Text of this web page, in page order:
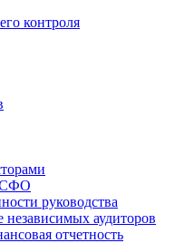
контроля
руководства
независимых аудиторов
отчетность